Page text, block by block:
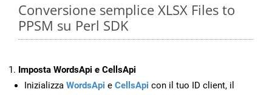
Conversione semplice XLSX Files to
PPSM su Perl SDK
Imposta WordsApi e CellsApi
Inizializza WordsApi e CellsApi con il tuo ID client, il